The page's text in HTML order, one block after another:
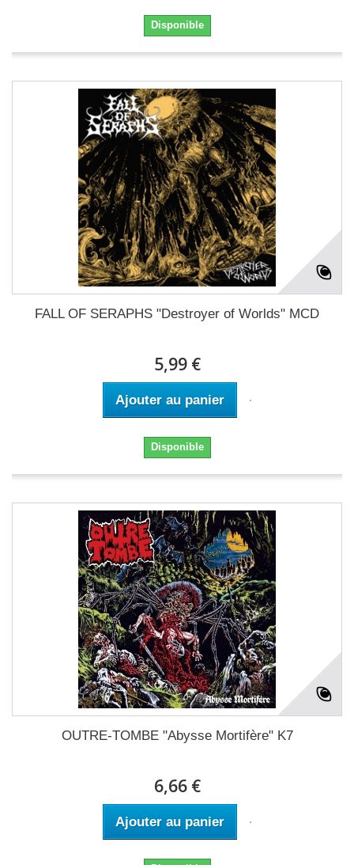
Disponible
FALL OF SERAPHS "Destroyer of Worlds" MCD
5,99 €
Ajouter au panier
Disponible
OUTRE-TOMBE "Abysse Mortifère" K7
6,66 €
Ajouter au panier